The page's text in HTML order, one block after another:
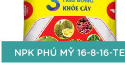
NPK PHÚ MỸ 16-8-16-TE